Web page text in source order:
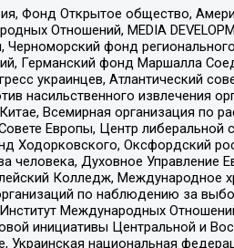
Фонд Открытое общество,
Отношений, MEDIA
фонд
Германский фонд Маршалла
украинцев, Атлантический
насильственного извлечения
Всемирная организация по
Европы, Центр либеральной
Ходорковского, Оксфордский
Духовное Управление
Колледж, Международное
по наблюдению за
Международных
инициативы Центральной и
Украинская национальная